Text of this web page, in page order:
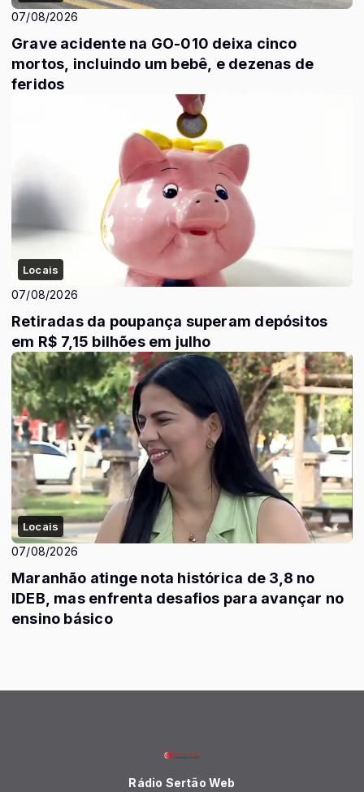
07/08/2026
Grave acidente na GO-010 deixa cinco
mortos, incluindo um bebê, e dezenas de
feridos
Locais
07/08/2026
Retiradas da poupança superam depósitos
em R$ 7,15 bilhões em julho
Locais
07/08/2026
Maranhão atinge nota histórica de 3,8 no
IDEB, mas enfrenta desafios para avançar no
ensino básico
Rádio Sertão Web